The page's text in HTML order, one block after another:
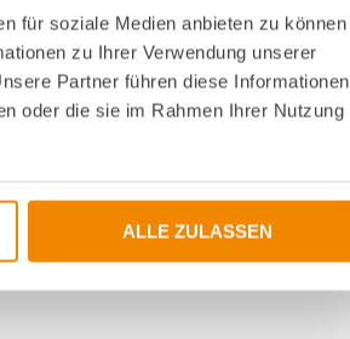
für soziale Medien anbieten zu können
zu Ihrer Verwendung unserer
Partner führen diese Informationen
oder die sie im Rahmen Ihrer Nutzung
ALLE ZULASSEN